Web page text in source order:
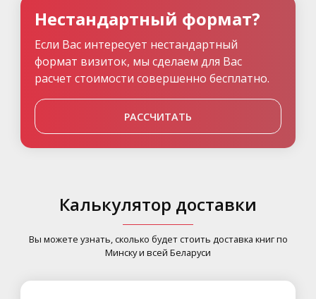
Нестандартный формат?
Если Вас интересует нестандартный
формат визиток, мы сделаем для Вас
расчет стоимости совершенно бесплатно.
РАССЧИТАТЬ
Калькулятор доставки
Вы можете узнать, сколько будет стоить доставка книг по
Минску и всей Беларуси